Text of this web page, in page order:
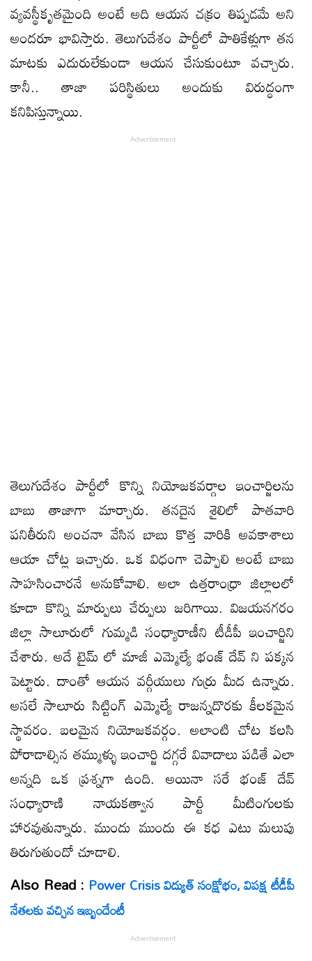
వ్యవస్థీకృతమైంది అంటే అది ఆయ‌న చ‌క్రం తిప్ప‌డ‌మే అని
అంద‌రూ భావిస్తారు. తెలుగుదేశం పార్టీలో పాతికేళ్లుగా త‌న
మాట‌కు ఎదురులేకుండా ఆయ‌న చేసుకుంటూ వ‌చ్చారు.
కానీ.. తాజా ప‌రిస్థితులు అందుకు విరుద్ధంగా
క‌నిపిస్తున్నాయి.
తెలుగుదేశం పార్టీలో కొన్ని నియోజకవర్గాల ఇంచార్జిలను
బాబు తాజాగా మార్చారు. తనదైన శైలిలో పాతవారి
పనితీరుని అంచనా వేసిన బాబు కొత్త వారికి అవకాశాలు
ఆయా చోట్ల ఇచ్చారు. ఒక విధంగా చెప్పాలి అంటే బాబు
సాహసించారనే అనుకోవాలి. అలా ఉత్తరాంధ్రా జిల్లాలలో
కూడా కొన్ని మార్పులు చేర్పులు జరిగాయి. విజయనగరం
జిల్లా సాలూరులో గుమ్మడి సంధ్యారాణీని టీడీపీ ఇంచార్జిని
చేశారు. అదే టైమ్ లో మాజీ ఎమ్మెల్యే భంజ్ దేవ్ ని పక్కన
పెట్టారు. దాంతో ఆయన వర్గీయులు గుర్రు మీద ఉన్నారు.
అసలే సాలూరు సిట్టింగ్ ఎమ్మెల్యే రాజన్నదొరకు కీలకమైన
స్థావరం. బలమైన నియోజకవర్గం. అలాంటి చోట కలసి
పోరాడాల్సిన తమ్ముళ్ళు ఇంచార్జి దగ్గరే వివాదాలు పడితే ఎలా
అన్నది ఒక ప్రశ్నగా ఉంది. అయినా సరే భంజ్ దేవ్
సంధ్యారాణి నాయకత్వాన పార్టీ మీటింగులకు
హారవుతున్నారు. ముందు ముందు ఈ కధ ఎటు మలుపు
తిరుగుతుందో చూడాలి.
Also Read : Power Crisis విద్యుత్ సంక్షోభం, విపక్ష టీడీపీ
నేతలకు వచ్చిన ఇబ్బందేంటీ